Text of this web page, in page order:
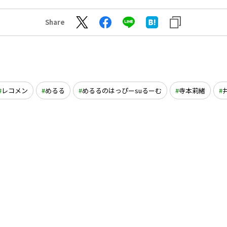
Share
レコメン めるる めるるのはっぴーsuるーむ 寺本莉緒